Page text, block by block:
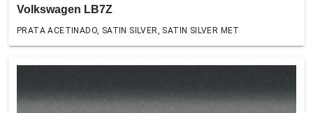
Volkswagen LB7Z
PRATA ACETINADO, SATIN SILVER, SATIN SILVER MET